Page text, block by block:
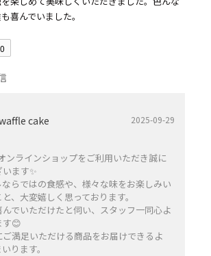
喜んでいました。
0
cake 2025-09-29
ンラインショップをご利用いただき誠に
ます✨️
らではの食感や、様々な味をお楽しみい
、大変嬉しく思っております。
でいただけたと伺い、スタッフ一同心よ
す😊
満足いただける商品をお届けできるよ
ります。